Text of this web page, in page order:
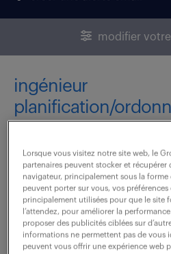
modifier
ingénieur
planification/
20 juillet 2026
Toulouse (31) intérim
37 000 € / an
Vous pilotez la planification
Lorsque vous visitez notre site web, le
partenaires peuvent stocker et
navigateur, principalement sous la
peuvent porter sur vous, vos
principalement utilisées pour que le site
l’attendez, pour améliorer la
proposer des publicités ciblées sur
informations ne permettent pas de vous
peuvent vous offrir une expérience web